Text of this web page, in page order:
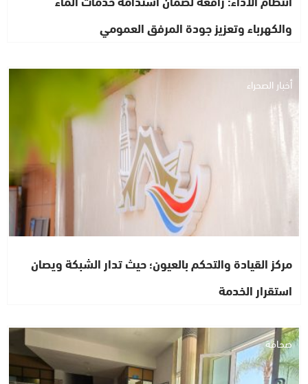
والكهرباء وتعزيز جودة المرفق العمومي
أخبار الصحراء
مركز القيادة والتحكم بالعيون؛ حيث تدار الشبكة ويصان
استقرار الخدمة
صحافة